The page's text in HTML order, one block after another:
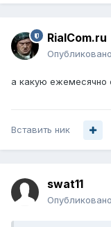
RialCom.ru
Опубликовано
а какую ежемесячно
Вставить ник
swat11
Опубликовано